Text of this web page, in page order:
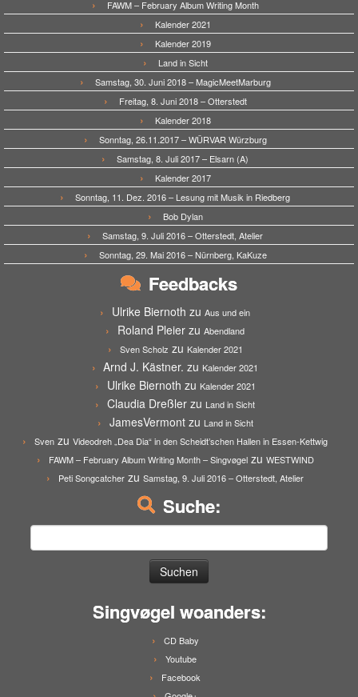
FAWM – February Album Writing Month
Kalender 2021
Kalender 2019
Land in Sicht
Samstag, 30. Juni 2018 – MagicMeetMarburg
Freitag, 8. Juni 2018 – Otterstedt
Kalender 2018
Sonntag, 26.11.2017 – WÜRVAR Würzburg
Samstag, 8. Juli 2017 – Elsarn (A)
Kalender 2017
Sonntag, 11. Dez. 2016 – Lesung mit Musik in Riedberg
Bob Dylan
Samstag, 9. Juli 2016 – Otterstedt, Atelier
Sonntag, 29. Mai 2016 – Nürnberg, KaKuze
Feedbacks
Ulrike Biernoth zu Aus und ein
Roland Pleier zu Abendland
Sven Scholz zu Kalender 2021
Arnd J. Kästner. zu Kalender 2021
Ulrike Biernoth zu Kalender 2021
Claudia Dreßler zu Land in Sicht
JamesVermontzu Land in Sicht
Sven zu Videodreh „Dea Dia“ in den Scheidt’schen Hallen in Essen-Kettwig
FAWM – February Album Writing Month – Singvøgelzu WESTWIND
Peti Songcatcher zu Samstag, 9. Juli 2016 – Otterstedt, Atelier
Suche:
Singvøgel woanders:
CD Baby
Youtube
Facebook